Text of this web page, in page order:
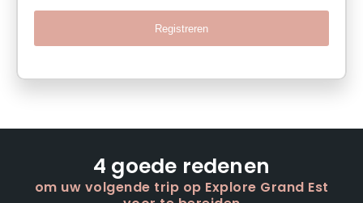
Registreren
4 goede redenen
om uw volgende trip op Explore Grand Est